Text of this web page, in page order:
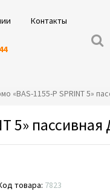
Контакты
«BAS-1155-P SPRINT 5»
5»
товара: 7823